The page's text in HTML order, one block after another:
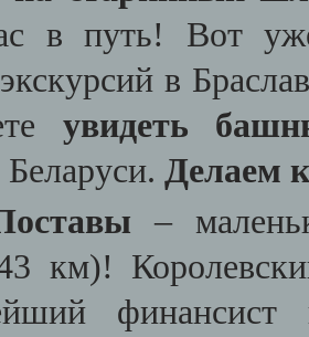
в путь! Вот
в
увидеть
Делаем
–
км)!